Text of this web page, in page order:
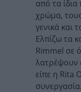
από τα
χρώμα,
γενικά και
Ελπίζω τα
Rimmel σε
λατρέψουν
είπε η Rita
συνεργασία.